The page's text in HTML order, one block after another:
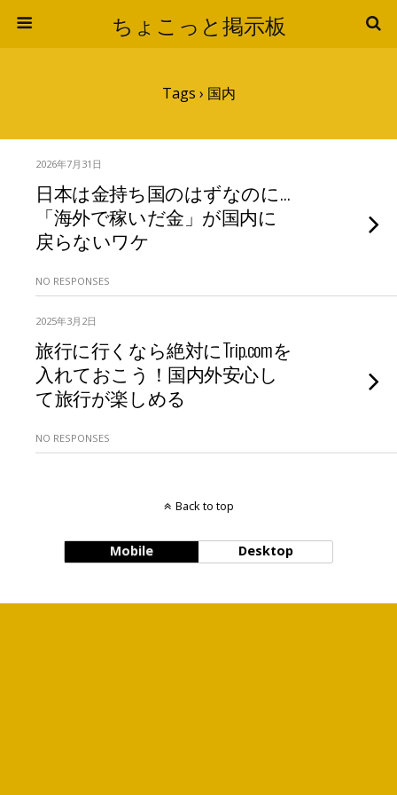
ちょこっと掲示板
Tags › 国内
2026年7月31日
日本は金持ち国のはずなのに…
「海外で稼いだ金」が国内に
戻らないワケ
NO RESPONSES
2025年3月2日
旅行に行くなら絶対にTrip.comを
入れておこう！国内外安心し
て旅行が楽しめる
NO RESPONSES
Back to top
Mobile Desktop